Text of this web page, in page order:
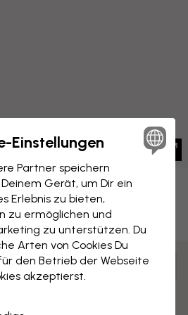
Speichern
und bestellen
zum Aufhängen
Einstellungen
Partner speichern
Gerät, um Dir ein
Erlebnis zu bieten,
zu ermöglichen und
zu unterstützen. Du
Arten von Cookies Du
den Betrieb der Webseite
akzeptierst.